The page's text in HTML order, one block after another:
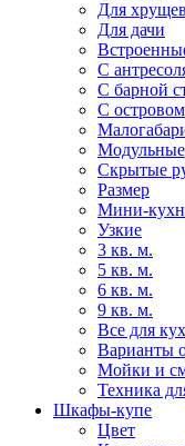
Для
Для дачи
С
С барной
С островом
Модульные
Скрытые
Размер
Мини-
Узкие
3 кв. м.
5 кв. м.
6 кв. м.
9 кв. м.
Все для
Варианты
Мойки и
Техника
Шкафы-купе
Цвет